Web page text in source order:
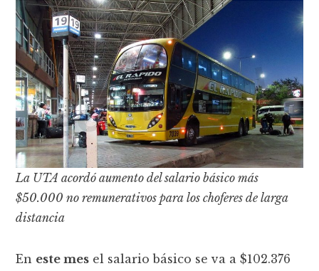
La UTA acordó aumento del salario básico más
$50.000 no remunerativos para los choferes de larga
distancia
En este mes el salario básico se va a $102.376